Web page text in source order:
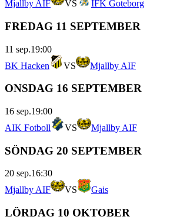
Mjallby AIF
VS IFK Goteborg
FREDAG 11 SEPTEMBER
11 sep.19:00
BK Hacken
VS Mjallby AIF
ONSDAG 16 SEPTEMBER
16 sep.19:00
AIK Fotboll
VS Mjallby AIF
SÖNDAG 20 SEPTEMBER
20 sep.16:30
Mjallby AIF
VS Gais
LÖRDAG 10 OKTOBER